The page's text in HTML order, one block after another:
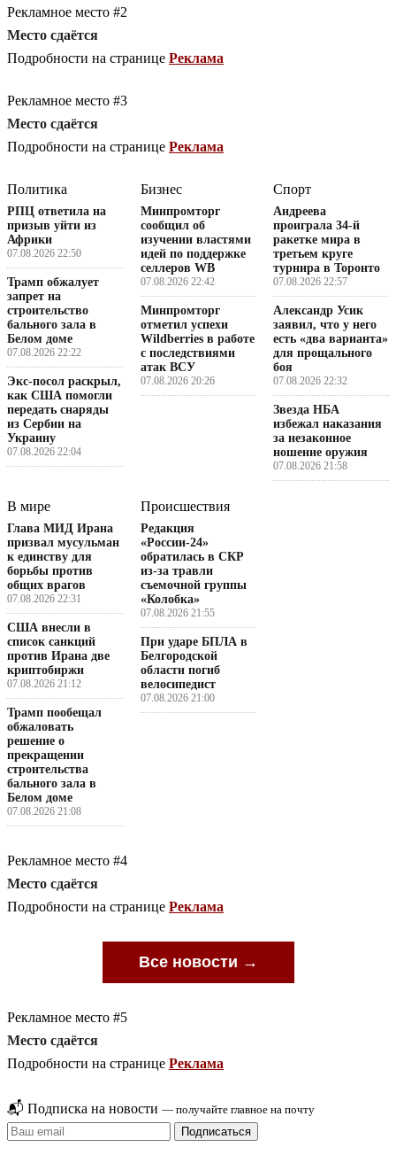
Рекламное место #2
Место сдаётся
Подробности на странице Реклама
Рекламное место #3
Место сдаётся
Подробности на странице Реклама
Политика
РПЦ ответила на
призыв уйти из
Африки
07.08.2026 22:50
Трамп обжалует
запрет на
строительство
бального зала в
Белом доме
07.08.2026 22:22
Экс-посол раскрыл,
как США помогли
передать снаряды
из Сербии на
Украину
07.08.2026 22:04
Бизнес
Минпромторг
сообщил об
изучении властями
идей по поддержке
селлеров WB
07.08.2026 22:42
Минпромторг
отметил успехи
Wildberries в работе
с последствиями
атак ВСУ
07.08.2026 20:26
Спорт
Андреева
проиграла 34-й
ракетке мира в
третьем круге
турнира в Торонто
07.08.2026 22:57
Александр Усик
заявил, что у него
есть «два варианта»
для прощального
боя
07.08.2026 22:32
Звезда НБА
избежал наказания
за незаконное
ношение оружия
07.08.2026 21:58
В мире
Глава МИД Ирана
призвал мусульман
к единству для
борьбы против
общих врагов
07.08.2026 22:31
США внесли в
список санкций
против Ирана две
криптобиржи
07.08.2026 21:12
Трамп пообещал
обжаловать
решение о
прекращении
строительства
бального зала в
Белом доме
07.08.2026 21:08
Происшествия
Редакция
«России-24»
обратилась в СКР
из-за травли
съемочной группы
«Колобка»
07.08.2026 21:55
При ударе БПЛА в
Белгородской
области погиб
велосипедист
07.08.2026 21:00
Рекламное место #4
Место сдаётся
Подробности на странице Реклама
Все новости →
Рекламное место #5
Место сдаётся
Подробности на странице Реклама
📬 Подписка на новости — получайте главное на почту
Подписаться